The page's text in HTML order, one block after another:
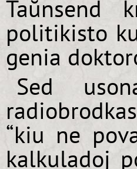
Taŭnsend
politikisto
genia
Sed
“kiu ne
kalkuladoj